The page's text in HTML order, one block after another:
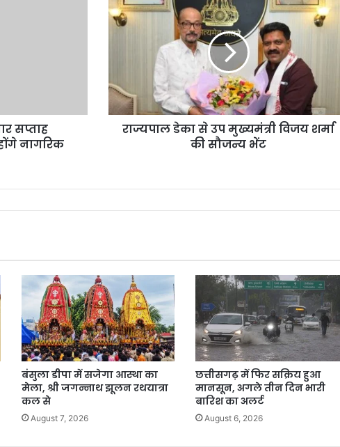
सप्ताह
नागरिक
राज्यपाल डेका से उप मुख्यमंत्री विजय शर्मा
की सौजन्य भेंट
बंसुला डीपा में सजेगा आस्था का
मेला, श्री जगन्नाथ झूलन रथयात्रा
कल से
August 7, 2026
छत्तीसगढ़ में फिर सक्रिय हुआ
मानसून, अगले तीन दिन भारी
बारिश का अलर्ट
August 6, 2026